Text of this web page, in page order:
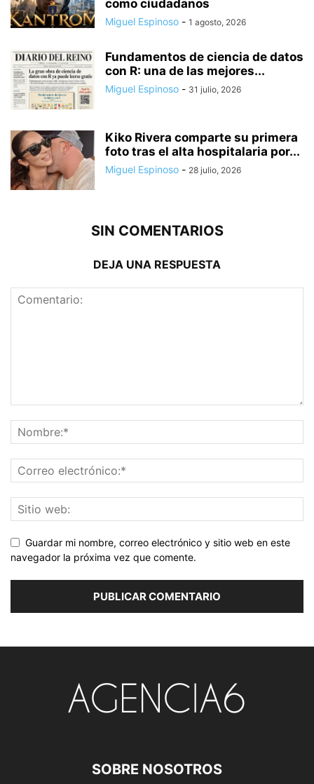
como ciudadanos
Miguel Espinoso - 1 agosto, 2026
Fundamentos de ciencia de datos
con R: una de las mejores...
Miguel Espinoso - 31 julio, 2026
Kiko Rivera comparte su primera
foto tras el alta hospitalaria por...
Miguel Espinoso - 28 julio, 2026
SIN COMENTARIOS
DEJA UNA RESPUESTA
Guardar mi nombre, correo electrónico y sitio web en este
navegador la próxima vez que comente.
SOBRE NOSOTROS